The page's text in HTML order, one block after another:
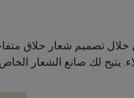
تصميم شعار حلاق